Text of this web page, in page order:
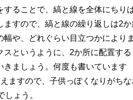
ることで、縞と線を全体にちり
すので、縞と線の繰り返しは2か
や、どれぐらい目立つかによりま
というように、2か所に配置する
ましょう。何度も書いています
ますので、子供っぽくなりがちな
ょう。